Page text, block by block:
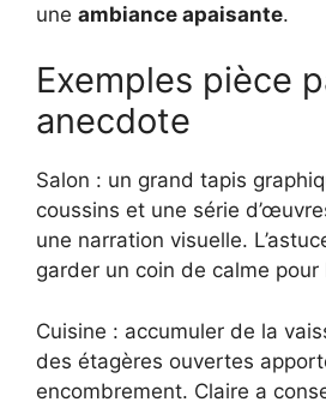
une ambiance apaisante.
Exemples pièce
anecdote
Salon : un grand tapis
coussins et une série
une narration visuelle.
garder un coin de calme pour
Cuisine : accumuler de la
des étagères ouvertes
encombrement. Claire a